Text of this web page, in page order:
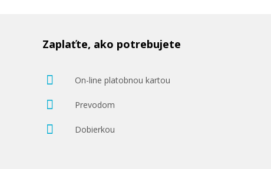
Zaplaťte, ako potrebujete
On-line platobnou kartou
Prevodom
Dobierkou